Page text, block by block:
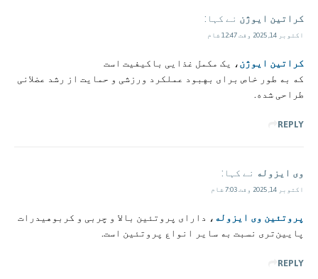
کراتین ایوژن نے کہا:
اکتوبر 14, 2025 وقت 12:47 شام
کراتین ایوژن، یک مکمل غذایی باکیفیت است
که به طور خاص برای بهبود عملکرد ورزشی و حمایت از رشد عضلانی
طراحی شده.
REPLY
وی ایزوله نے کہا:
اکتوبر 14, 2025 وقت 7:03 شام
پروتئین وی ایزوله ، دارای پروتئین بالا و چربی و کربوهیدرات
پایین‌تری نسبت به سایر انواع پروتئین است.
REPLY